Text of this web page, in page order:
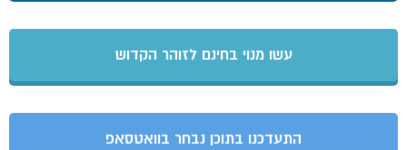
עשו מנוי בחינם לזוהר הקדוש
התעדכנו בתוכן נבחר בוואטסאפ